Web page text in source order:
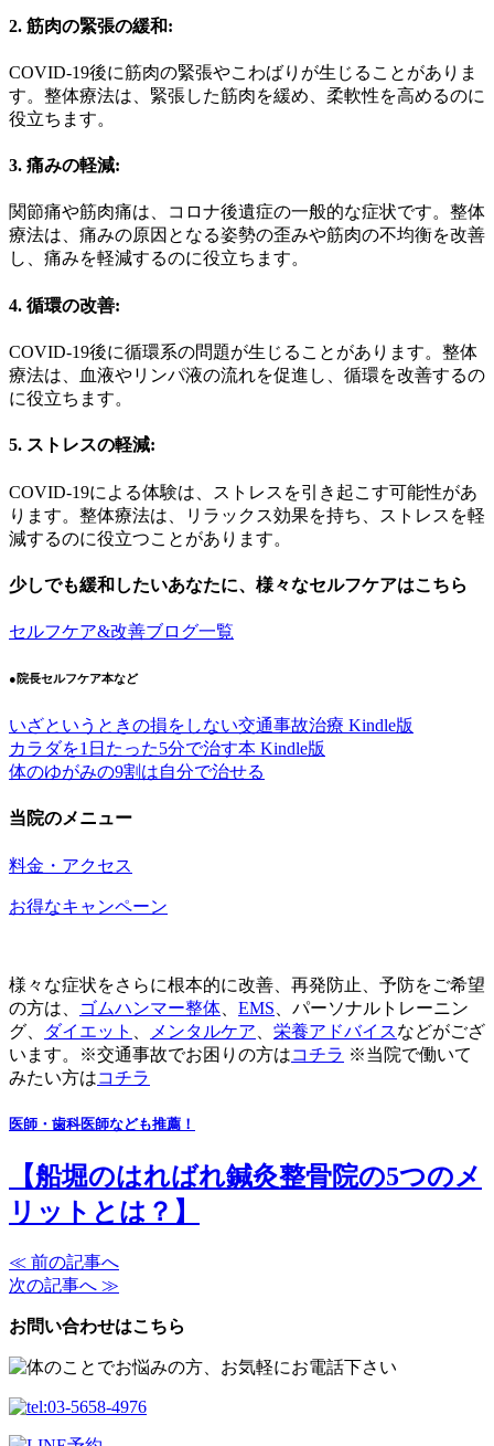
2. 筋肉の緊張の緩和:
COVID-19後に筋肉の緊張やこわばりが生じることがありま
す。整体療法は、緊張した筋肉を緩め、柔軟性を高めるのに
役立ちます。
3. 痛みの軽減:
関節痛や筋肉痛は、コロナ後遺症の一般的な症状です。整体
療法は、痛みの原因となる姿勢の歪みや筋肉の不均衡を改善
し、痛みを軽減するのに役立ちます。
4. 循環の改善:
COVID-19後に循環系の問題が生じることがあります。整体
療法は、血液やリンパ液の流れを促進し、循環を改善するの
に役立ちます。
5. ストレスの軽減:
COVID-19による体験は、ストレスを引き起こす可能性があ
ります。整体療法は、リラックス効果を持ち、ストレスを軽
減するのに役立つことがあります。
少しでも緩和したいあなたに、様々なセルフケアはこちら
セルフケア&改善ブログ一覧
●院長セルフケア本など
いざというときの損をしない交通事故治療 Kindle版
カラダを1日たった5分で治す本 Kindle版
体のゆがみの9割は自分で治せる
当院のメニュー
料金・アクセス
お得なキャンペーン
様々な症状をさらに根本的に改善、再発防止、予防をご希望
の方は、
ゴムハンマー整体 EMS 、パーソナルトレーニン
グ、
ダイエット メンタルケア 栄養アドバイスなどがござ
います。※交通事故でお困りの方はコチラ ※当院で働いて
みたい方はコチラ
医師・歯科医師なども推薦！
【船堀のはればれ鍼灸整骨院の5つのメ
リットとは？】
≪ 前の記事へ
次の記事へ ≫
お問い合わせはこちら